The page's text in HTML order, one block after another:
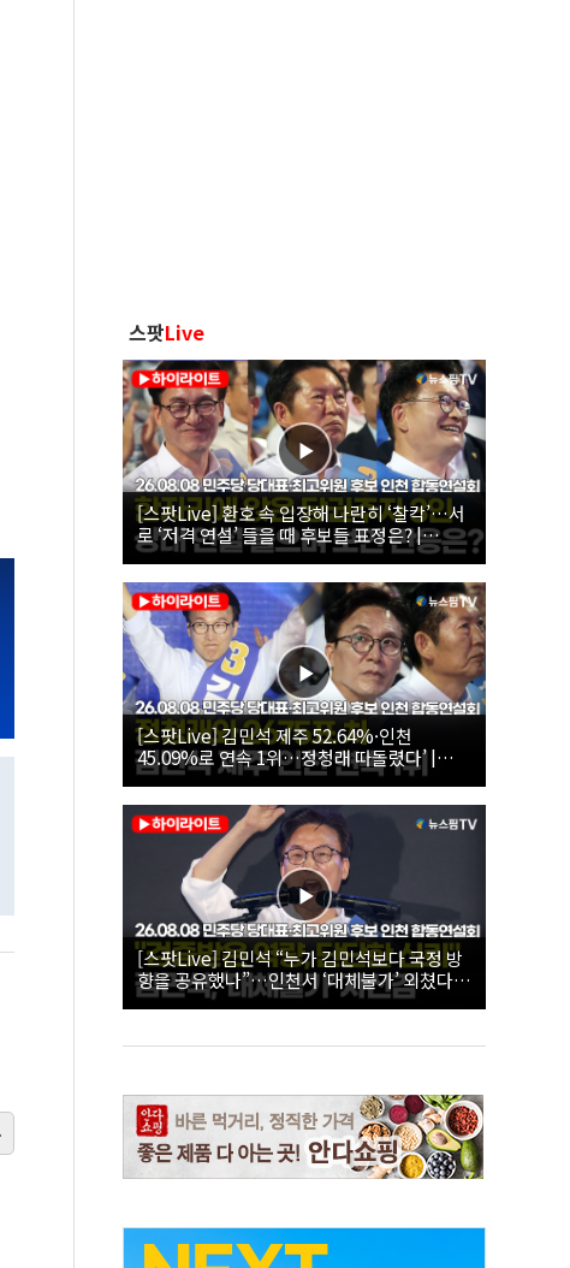
스팟Live
[스팟Live] 환호 속 입장해 나란히 ‘찰칵’…서
로 ‘저격 연설’ 들을 때 후보들 표정은? |
26.08.08 더불어민주당 당대표·최고위원 후
보 인천 합동연설회
[스팟Live] 김민석 제주 52.64%·인천
45.09%로 연속 1위…정청래 따돌렸다’ |
26.08.08 더불어민주당 당대표·최고위원 후
보 인천 합동연설회
[스팟Live] 김민석 “누가 김민석보다 국정 방
향을 공유했나”…인천서 ‘대체불가’ 외쳤다 |
26.08.08 더불어민주당 당대표·최고위원 후